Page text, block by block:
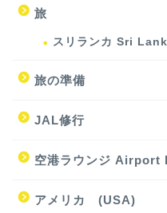
旅
スリランカ Sri
旅の準備
JAL修行
空港ラウンジ Airport
アメリカ (USA)